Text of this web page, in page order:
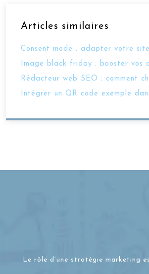
Articles similaires
Consent mode : adapter votre
Image black friday : booster vos
Rédacteur web SEO : comment
Intégrer un QR code exemple
Le rôle d’une stratégie marketing